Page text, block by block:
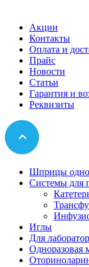
Акции
Контакты
Оплата и
Прайс
Новости
Статьи
Гарантия и
Реквизиты
Шприцы
Системы для
Иглы
Для
Одноразовая